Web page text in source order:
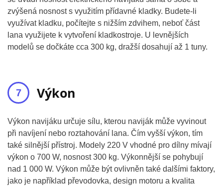
zvýšená nosnost s využitím přídavné kladky. Budete-li
využívat kladku, počítejte s nižším zdvihem, neboť část
lana využijete k vytvoření kladkostroje. U levnějších
modelů se dočkáte cca 300 kg, dražší dosahují až 1 tuny.
Výkon
Výkon navijáku určuje sílu, kterou naviják může vyvinout
při navíjení nebo roztahování lana. Čím vyšší výkon, tím
také silnější přístroj. Modely 220 V vhodné pro dílny mívají
výkon o 700 W, nosnost 300 kg. Výkonnější se pohybují
nad 1 000 W. Výkon může být ovlivněn také dalšími faktory,
jako je například převodovka, design motoru a kvalita